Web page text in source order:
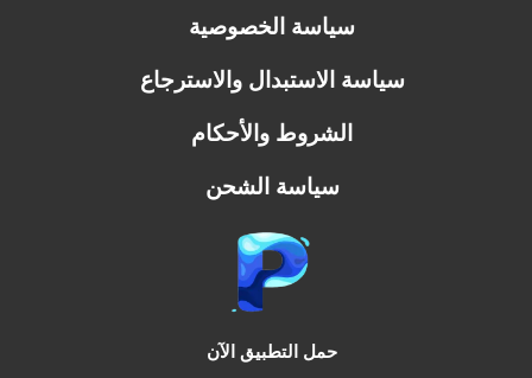
سياسة الخصوصية
سياسة الاستبدال والاسترجاع
الشروط والأحكام
سياسة الشحن
حمل التطبيق الآن